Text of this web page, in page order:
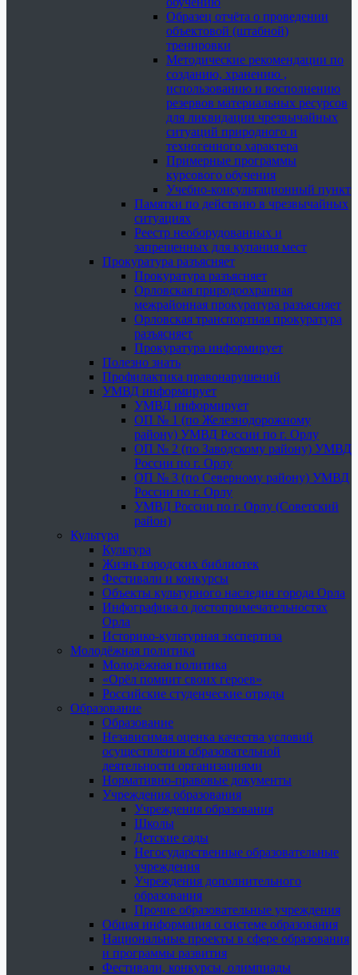
Образец отчёта о проведении
объектовой (штабной)
тренировки
Методические рекомендации по
созданию, хранению ,
использованию и восполнению
резервов материальных ресурсов
для ликвидации чрезвычайных
ситуаций природного и
техногенного характера
Примерные программы
курсового обучения
Учебно-консультационный пункт
Памятки по действию в чрезвычайных
ситуациях
Реестр необорудованных и
запрещенных для купания мест
Прокуратура разъясняет
Прокуратура разъясняет
Орловская природоохранная
межрайонная прокуратура разъясняет
Орловская транспортная прокуратура
разъясняет
Прокуратура информирует
Полезно знать
Профилактика правонарушений
УМВД информирует
УМВД информирует
ОП № 1 (по Железнодорожному
району) УМВД России по г. Орлу
ОП № 2 (по Заводскому району) УМВД
России по г. Орлу
ОП № 3 (по Северному району) УМВД
России по г. Орлу
УМВД России по г. Орлу (Советский
район)
Культура
Культура
Жизнь городских библиотек
Фестивали и конкурсы
Объекты культурного наследия города Орла
Инфографика о достопримечательностях
Орла
Историко-культурная экспертиза
Молодёжная политика
Молодёжная политика
«Орёл помнит своих героев»
Российские студенческие отряды
Образование
Образование
Независимая оценка качества условий
осуществления образовательной
деятельности организациями
Нормативно-правовые документы
Учреждения образования
Учреждения образования
Школы
Детские сады
Негосударственные образовательные
учреждения
Учреждения дополнительного
образования
Прочие образовательные учреждения
Общая информация о системе образования
Национальные проекты в сфере образования
и программы развития
Фестивали, конкурсы, олимпиады